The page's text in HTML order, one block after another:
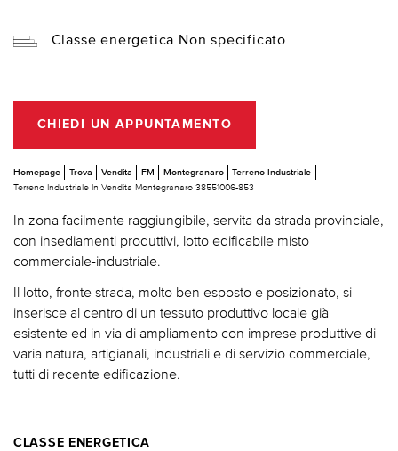
Classe energetica Non specificato
CHIEDI UN APPUNTAMENTO
Homepage Trova Vendita FM Montegranaro
Terreno Industriale
Terreno Industriale In Vendita Montegranaro 38551006-853
In zona facilmente raggiungibile, servita da strada provinciale,
con insediamenti produttivi, lotto edificabile misto
commerciale-industriale.
Il lotto, fronte strada, molto ben esposto e posizionato, si
inserisce al centro di un tessuto produttivo locale già
esistente ed in via di ampliamento con imprese produttive di
varia natura, artigianali, industriali e di servizio commerciale,
tutti di recente edificazione.
CLASSE ENERGETICA